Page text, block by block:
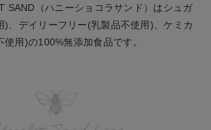
SAND（ハニーショコラサンド）はシュガ
)、デイリーフリー(乳製品不使用)、ケミカ
用)の100%無添加食品です。